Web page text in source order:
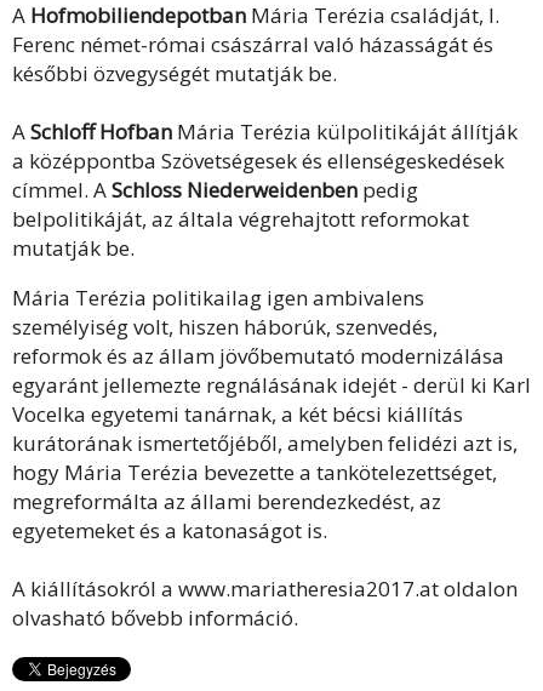
A Hofmobiliendepotban Mária Terézia családját, I.
Ferenc német-római császárral való házasságát és
későbbi özvegységét mutatják be.
ASchloff Hofban Mária Terézia külpolitikáját állítják
a középpontba Szövetségesek és ellenségeskedések
címmel. ASchloss Niederweidenben pedig
belpolitikáját, az általa végrehajtott reformokat
mutatják be.
Mária Terézia politikailag igen ambivalens
személyiség volt, hiszen háborúk, szenvedés,
reformok és az állam jövőbemutató modernizálása
egyaránt jellemezte regnálásának idejét - derül ki Karl
Vocelka egyetemi tanárnak, a két bécsi kiállítás
kurátorának ismertetőjéből, amelyben felidézi azt is,
hogy Mária Terézia bevezette a tankötelezettséget,
megreformálta az állami berendezkedést, az
egyetemeket és a katonaságot is.
A kiállításokról a www.mariatheresia2017.at oldalon
olvasható bővebb információ.